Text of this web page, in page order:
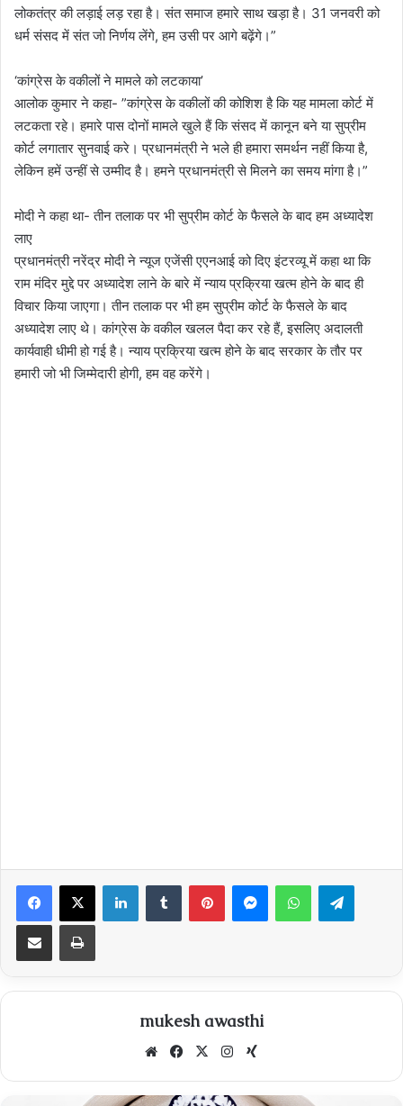
लोकतंत्र की लड़ाई लड़ रहा है। संत समाज हमारे साथ खड़ा है। 31 जनवरी को
धर्म संसद में संत जो निर्णय लेंगे, हम उसी पर आगे बढ़ेंगे।”
‘कांग्रेस के वकीलों ने मामले को लटकाया’
आलोक कुमार ने कहा- ”कांग्रेस के वकीलों की कोशिश है कि यह मामला कोर्ट में
लटकता रहे। हमारे पास दोनों मामले खुले हैं कि संसद में कानून बने या सुप्रीम
कोर्ट लगातार सुनवाई करे। प्रधानमंत्री ने भले ही हमारा समर्थन नहीं किया है,
लेकिन हमें उन्हीं से उम्मीद है। हमने प्रधानमंत्री से मिलने का समय मांगा है।”
मोदी ने कहा था- तीन तलाक पर भी सुप्रीम कोर्ट के फैसले के बाद हम अध्यादेश
लाए
प्रधानमंत्री नरेंद्र मोदी ने न्यूज एजेंसी एएनआई को दिए इंटरव्यू में कहा था कि
राम मंदिर मुद्दे पर अध्यादेश लाने के बारे में न्याय प्रक्रिया खत्म होने के बाद ही
विचार किया जाएगा। तीन तलाक पर भी हम सुप्रीम कोर्ट के फैसले के बाद
अध्यादेश लाए थे। कांग्रेस के वकील खलल पैदा कर रहे हैं, इसलिए अदालती
कार्यवाही धीमी हो गई है। न्याय प्रक्रिया खत्म होने के बाद सरकार के तौर पर
हमारी जो भी जिम्मेदारी होगी, हम वह करेंगे।
Facebook
X LinkedInTumblr PinterestMessengerWhatsApp
Share via Email Print
mukesh awasthi
WebsiteFacebook
X Instagram